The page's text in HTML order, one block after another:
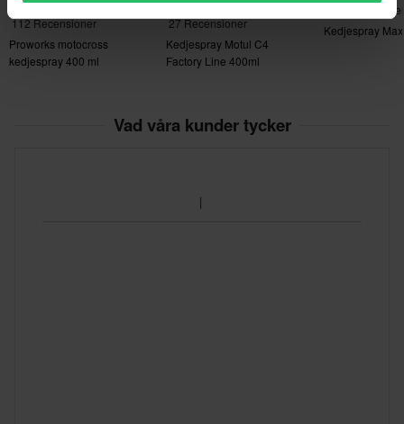
Kedjespray
112 Recensioner
Proworks motocross
kedjespray 400 ml
27 Recensioner
Kedjespray Motul C4
Factory Line 400ml
27 Recensioner
Kedjespray
Vad våra kunder tycker